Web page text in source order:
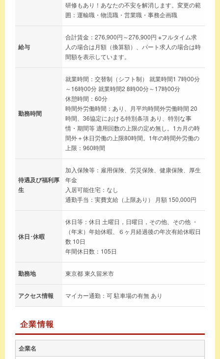
研修もあり！あなたの不安を解消します。変更の範
囲：運輸職・物流職・営業職・事務企画職
給与
合計賃金：276,900円～276,900円 ※フルタイム求
人の場合は月額（換算額）、パート求人の場合は時
間額を表示しています。
勤務時間
就業時間：交替制（シフト制） 就業時間1 7時00分
～16時00分 就業時間2 8時00分～17時00分
休憩時間：60分
時間外労働時間：あり、月平均時間外労働時間 20
時間、36協定における特別条項 あり、特別な事
情・期間等 適用回数の上限の定め無し。1カ月の時
間外＋休日労働の上限80時間。1年の時間外労働の
上限：960時間
待遇及び福利厚
生
加入保険等：雇用保険、労災保険、健康保険、厚生
年金
入居可能住宅：なし
通勤手当：実費支給（上限あり） 月額 150,000円
休日･休暇
休日等：休日 土曜日，日曜日，その他、その他 ・
（年末）年始休暇、６ヶ月経過後の年次有給休暇日
数 10日
年間休日数：105日
勤務地 東京都 東久留米市
アクセス情報 マイカー通勤：可 駐車場の有無 あり
企業情報
企業名